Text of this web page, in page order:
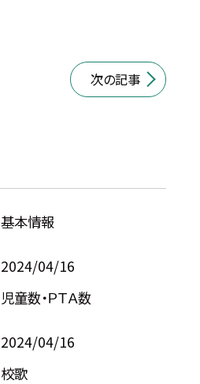
次の記事
基本情報
2024/04/16
児童数・ＰＴＡ数
2024/04/16
校歌